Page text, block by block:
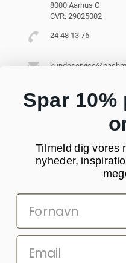
8000 Aarhus C
CVR: 29025002
24 48 13 76
NYHEDSBREV
SOCIALE MEDIER
Spar 10%
Tilmeld dig vores
nyheder,